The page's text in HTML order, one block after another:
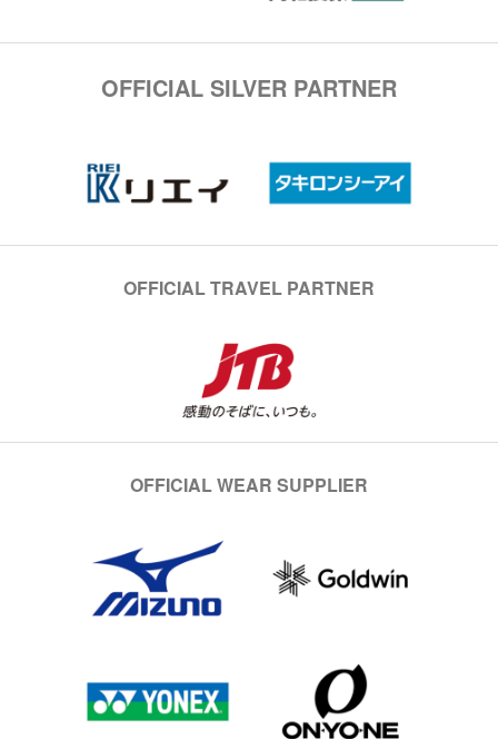
OFFICIAL SILVER PARTNER
OFFICIAL TRAVEL PARTNER
OFFICIAL WEAR SUPPLIER